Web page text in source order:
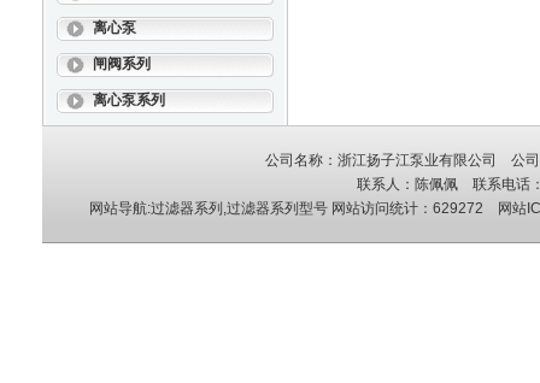
离心泵
闸阀系列
离心泵系列
公司名称：浙江扬子江泵业有限公司 公
联系人：陈佩佩 联系电话
网站导航:过滤器系列,过滤器系列型号 网站访问统计：629272 网站